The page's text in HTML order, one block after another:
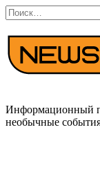
Перейти
к
содержанию
Search
for:
Информационный
необычные